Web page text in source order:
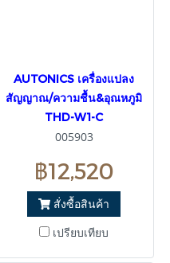
AUTONICS เครื่องแปลง
สัญญาณ/ความชื้น&อุณหภูมิ
THD-W1-C
005903
฿12,520
สั่งซื้อสินค้า
เปรียบเทียบ